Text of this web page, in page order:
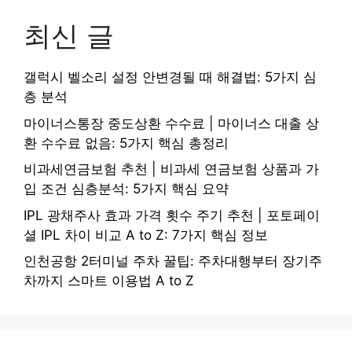
최신 글
갤럭시 벨소리 설정 안변경될 때 해결법: 5가지 심
층 분석
마이너스통장 중도상환 수수료 | 마이너스 대출 상
환 수수료 없음: 5가지 핵심 총정리
비과세연금보험 추천 | 비과세 연금보험 상품과 가
입 조건 심층분석: 5가지 핵심 요약
IPL 광채주사 효과 가격 횟수 주기 추천 | 포토페이
셜 IPL 차이 비교 A to Z: 7가지 핵심 정보
인천공항 2터미널 주차 꿀팁: 주차대행부터 장기주
차까지 스마트 이용법 A to Z